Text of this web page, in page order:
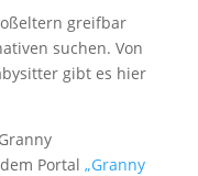
greifbar
suchen. Von
gibt es hier
Portal „Granny